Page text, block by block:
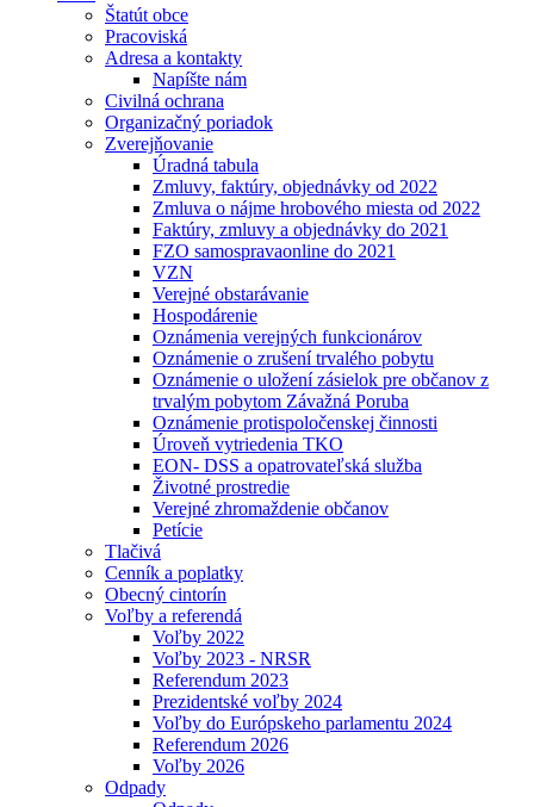
Štatút obce
Pracoviská
Adresa a kontakty
Napíšte nám
Civilná ochrana
Organizačný poriadok
Zverejňovanie
Úradná tabula
Zmluvy, faktúry, objednávky od 2022
Zmluva o nájme hrobového miesta od 2022
Faktúry, zmluvy a objednávky do 2021
FZO samospravaonline do 2021
VZN
Verejné obstarávanie
Hospodárenie
Oznámenia verejných funkcionárov
Oznámenie o zrušení trvalého pobytu
Oznámenie o uložení zásielok pre občanov z
trvalým pobytom Závažná Poruba
Oznámenie protispoločenskej činnosti
Úroveň vytriedenia TKO
EON- DSS a opatrovateľská služba
Životné prostredie
Verejné zhromaždenie občanov
Petície
Tlačivá
Cenník a poplatky
Obecný cintorín
Voľby a referendá
Voľby 2022
Voľby 2023 - NRSR
Referendum 2023
Prezidentské voľby 2024
Voľby do Európskeho parlamentu 2024
Referendum 2026
Voľby 2026
Odpady